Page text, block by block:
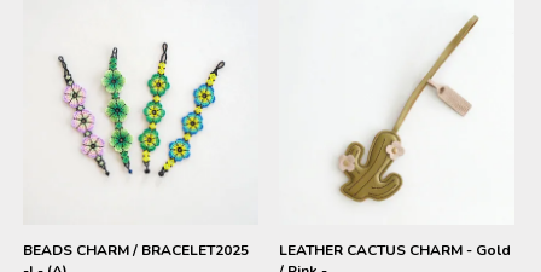
BEADS CHARM / BRACELET2025
LEATHER CACTUS CHARM - Gold